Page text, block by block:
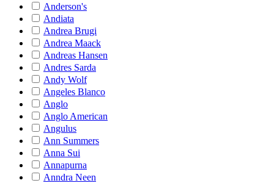
Anderson's
Andiata
Andrea Brugi
Andrea Maack
Andreas Hansen
Andres Sarda
Andy Wolf
Angeles Blanco
Anglo
Anglo American
Angulus
Ann Summers
Anna Sui
Annapurna
Anndra Neen